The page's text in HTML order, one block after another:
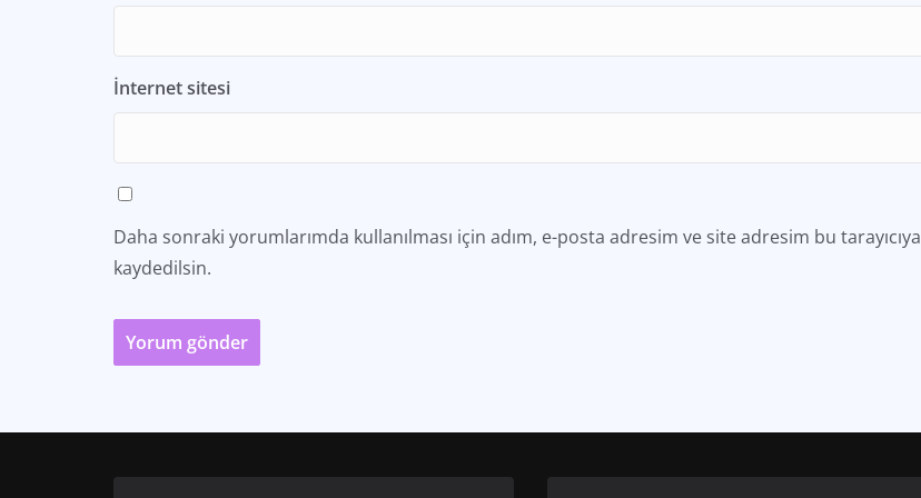
İnternet sitesi
Daha sonraki yorumlarımda kullanılması için adım, e-posta adresim ve site adresim bu tarayıcıya
kaydedilsin.